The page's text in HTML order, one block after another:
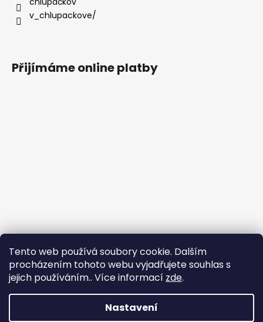
Tento web používá soubory cookie. Dalším
procházením tohoto webu vyjadřujete souhlas s
jejich používáním.. Více informací zde.
Nastavení
v_chlupackove/
Přijímáme online platby